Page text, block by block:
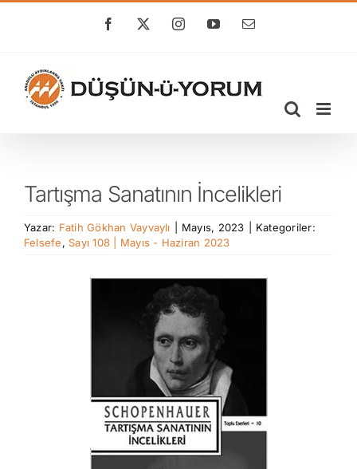
Facebook
X InstagramYouTube
E-
Tartışma Sanatının İncelikleri
Yazar: Fatih Gökhan Vayvaylı Mayıs, 2023
Kategoriler:
Felsefe, Sayı 108 | Mayıs - Haziran 2023